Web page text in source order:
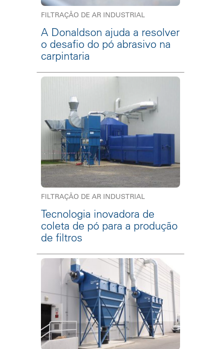
FILTRAÇÃO DE AR INDUSTRIAL
A Donaldson ajuda a resolver
o desafio do pó abrasivo na
carpintaria
FILTRAÇÃO DE AR INDUSTRIAL
Tecnologia inovadora de
coleta de pó para a produção
de filtros